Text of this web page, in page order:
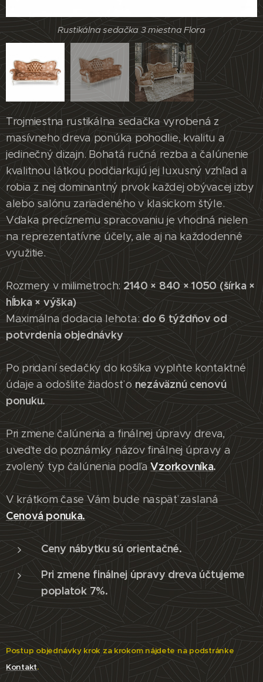
Rustikálna sedačka 3 miestna Flora
Rustikálna sedačka 3 miestna Flora
Trojmiestna rustikálna sedačka vyrobená z
masívneho dreva ponúka pohodlie, kvalitu a
jedinečný dizajn. Bohatá ručná rezba a čalúnenie
kvalitnou látkou podčiarkujú jej luxusný vzhľad a
robia z nej dominantný prvok každej obývacej izby
alebo salónu zariadeného v klasickom štýle.
Vďaka precíznemu spracovaniu je vhodná nielen
na reprezentatívne účely, ale aj na každodenné
využitie.
Rozmery v milimetroch: 2140 × 840 × 1050 (šírka ×
hĺbka × výška)
Maximálna dodacia lehota: do 6 týždňov od
potvrdenia objednávky
Po pridaní sedačky do košíka vyplňte kontaktné
údaje a odošlite žiadosť onezáväznú cenovú
ponuku.
Pri zmene čalúnenia a finálnej úpravy dreva,
uveďte do poznámky názov finálnej úpravy a
zvolený typ čalúnenia podľaVzorkovníka.
V krátkom čase Vám bude naspäť zaslaná
Cenová ponuka.
Ceny nábytku sú orientačné.
Pri zmene finálnej úpravy dreva účtujeme
poplatok 7%.
Postup objednávky krok za krokom nájdete na podstránke
Kontakt.